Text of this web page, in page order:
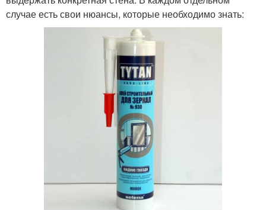
случае есть свои нюансы, которые необходимо знать: